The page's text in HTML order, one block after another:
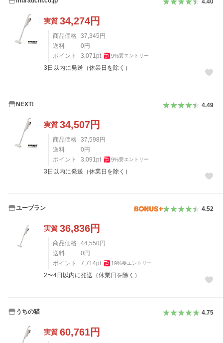
4.40
実質 34,274円
商品価格 37,345 円
送料
0 円
ポイント
3,071pt 9%要エントリー
3日以内に発送（休業日を除く）
NEXT! 4.49
実質 34,507円
商品価格 37,598 円
送料
0 円
ポイント
3,091pt 9%要エントリー
3日以内に発送（休業日を除く）
ユープラン 4.52
実質 36,836円
商品価格 44,550 円
送料
0 円
ポイント
7,714pt 19%要エントリー
2〜4日以内に発送（休業日を除く）
うちの猫 4.75
実質 60,761円